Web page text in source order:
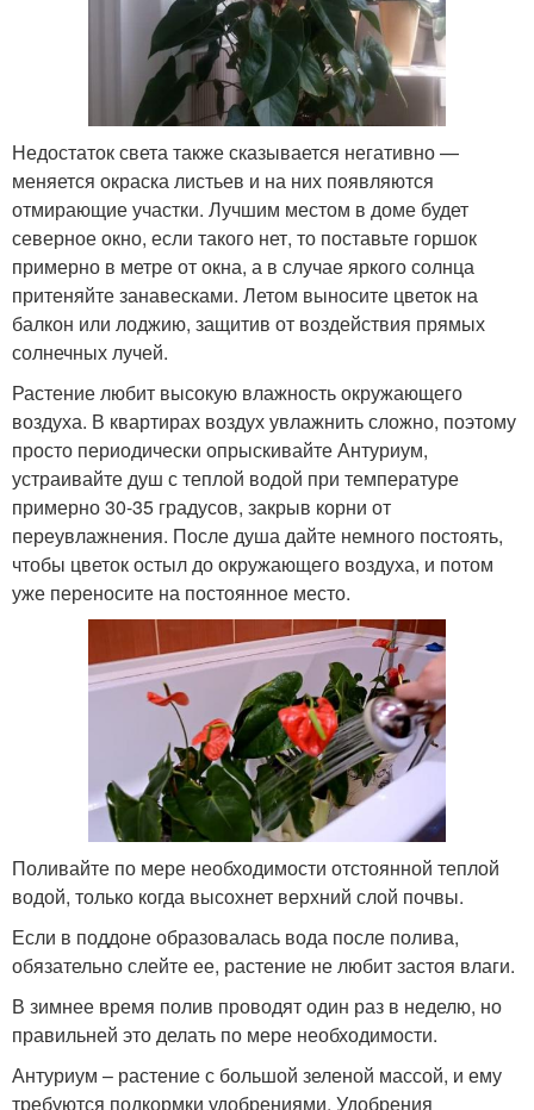
Недостаток света также сказывается негативно —
меняется окраска листьев и на них появляются
отмирающие участки. Лучшим местом в доме будет
северное окно, если такого нет, то поставьте горшок
примерно в метре от окна, а в случае яркого солнца
притеняйте занавесками. Летом выносите цветок на
балкон или лоджию, защитив от воздействия прямых
солнечных лучей.
Растение любит высокую влажность окружающего
воздуха. В квартирах воздух увлажнить сложно, поэтому
просто периодически опрыскивайте Антуриум,
устраивайте душ с теплой водой при температуре
примерно 30-35 градусов, закрыв корни от
переувлажнения. После душа дайте немного постоять,
чтобы цветок остыл до окружающего воздуха, и потом
уже переносите на постоянное место.
Поливайте по мере необходимости отстоянной теплой
водой, только когда высохнет верхний слой почвы.
Если в поддоне образовалась вода после полива,
обязательно слейте ее, растение не любит застоя влаги.
В зимнее время полив проводят один раз в неделю, но
правильней это делать по мере необходимости.
Антуриум – растение с большой зеленой массой, и ему
требуются подкормки удобрениями. Удобрения